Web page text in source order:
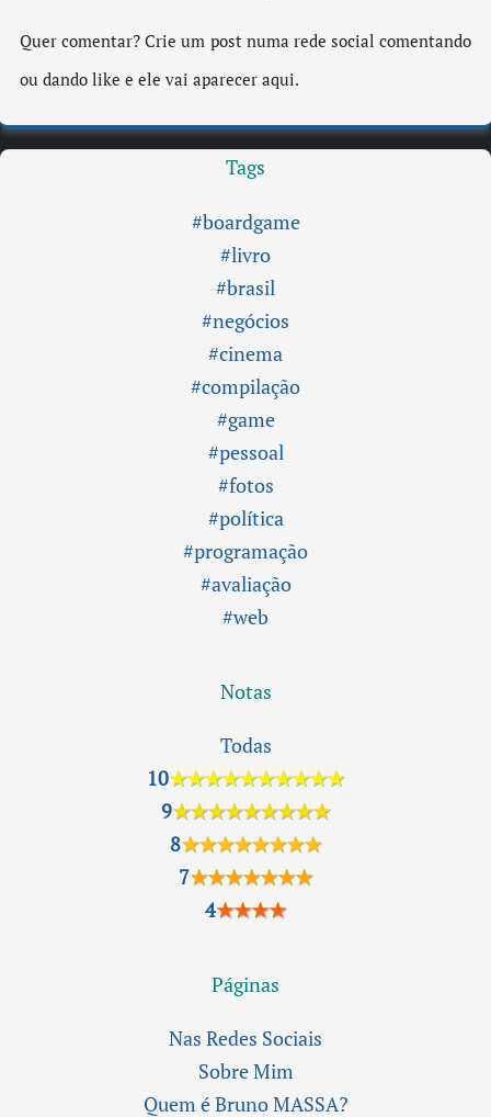
Quer comentar? Crie um post numa rede social comentando
ou dando like e ele vai aparecer aqui.
Tags
#boardgame
#livro
#brasil
#negócios
#cinema
#compilação
#game
#pessoal
#fotos
#política
#programação
#avaliação
#web
Notas
Todas
10★★★★★★★★★★
9★★★★★★★★★
8★★★★★★★★
7★★★★★★★
4★★★★
Páginas
Nas Redes Sociais
Sobre Mim
Quem é Bruno MASSA?